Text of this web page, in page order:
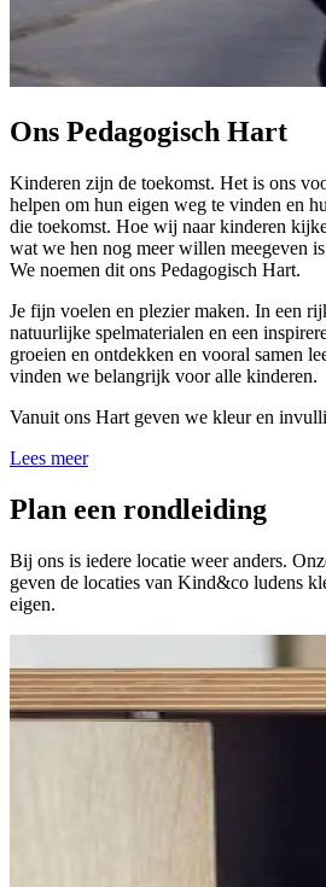
Ons Pedagogisch Hart
Kinderen zijn de toekomst. Het is ons
helpen om hun eigen weg te vinden en
die toekomst. Hoe wij naar kinderen
wat we hen nog meer willen meegeven
We noemen dit ons Pedagogisch Hart.
Je fijn voelen en plezier maken. In een
natuurlijke spelmaterialen en een
groeien en ontdekken en vooral samen
vinden we belangrijk voor alle kinderen.
Vanuit ons Hart geven we kleur en
Lees meer
Plan een rondleiding
Bij ons is iedere locatie weer anders.
geven de locaties van Kind&co ludens
eigen.